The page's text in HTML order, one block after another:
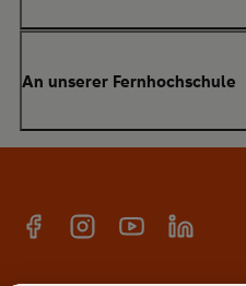
Anrechnung von Vorleistungen
Studienberatung
Master
An unserer Fernhochschule
Warum SRH?
E-Campus
FacebookInstagramYouTubeLinkedin